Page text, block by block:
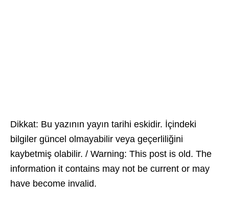
Dikkat: Bu yazının yayın tarihi eskidir. İçindeki
bilgiler güncel olmayabilir veya geçerliliğini
kaybetmiş olabilir. / Warning: This post is old. The
information it contains may not be current or may
have become invalid.